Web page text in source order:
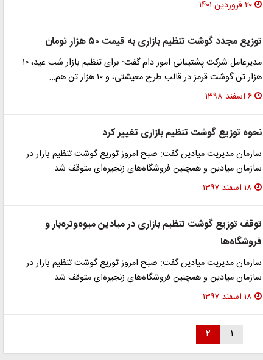
۲۰ فروردین ۱۴۰۱
توزیع مجدد گوشت تنظیم بازاری به قیمت ۵۰ هزار تومان
مدیرعامل شرکت پشتیبانی امور دام گفت: برای تنظیم بازار شب عید، ۱۰
هزار تن گوشت قرمز در قالب طرح معیشتی، و ۱۰ هزار تن هم…
۶ اسفند ۱۳۹۸
نحوه توزیع گوشت تنظیم بازاری تغییر کرد
سازمان مدیریت میادین گفت: صبح امروز توزیع گوشت تنظیم بازار در
سازمان میادین و همچنین فروشگاه‌های زنجیره‌ای متوقف شد.
۱۸ اسفند ۱۳۹۷
توقف توزیع گوشت تنظیم بازاری در میادین میوه‌وتره‌بار و
فروشگاه‌ها
سازمان مدیریت میادین گفت: صبح امروز توزیع گوشت تنظیم بازار در
سازمان میادین و همچنین فروشگاه‌های زنجیره‌ای متوقف شد.
۱۸ اسفند ۱۳۹۷
۱ ۲